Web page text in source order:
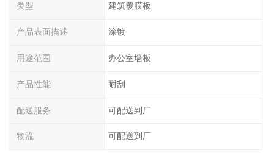
类型 建筑覆膜板
产品表面描述 涂镀
用途范围 办公室墙板
产品性能 耐刮
配送服务 可配送到厂
物流 可配送到厂